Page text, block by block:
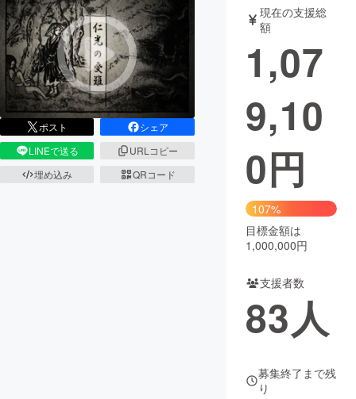
アート・写真 音楽
テクノロジー・ガジェット ゲーム・サ
映像・映画
ビジネス・起業
まちづくり・地域活性化
CAMPFIRE Creation
コミュニティ
ポスト
シェア
LINEで送る
URLコピー
埋め込み
QRコード
現在の支援総
額
1,07
9,10
0円
107%
目標金額は
1,000,000円
支援者数
83人
募集終了まで残
り